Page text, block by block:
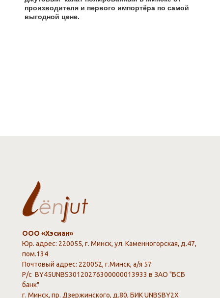
производителя и первого импортёра по самой
выгодной цене.
ООО «Хэсиан»
Юр. адрес: 220055, г. Минск, ул. Каменногорская, д.47,
пом.134
Почтовый адрес: 220052, г.Минск, а/я 57
Р/с BY45UNBS30120276300000013933 в ЗАО "БСБ
банк"
г. Минск, пр. Дзержинского, д.80, БИК UNBSBY2X